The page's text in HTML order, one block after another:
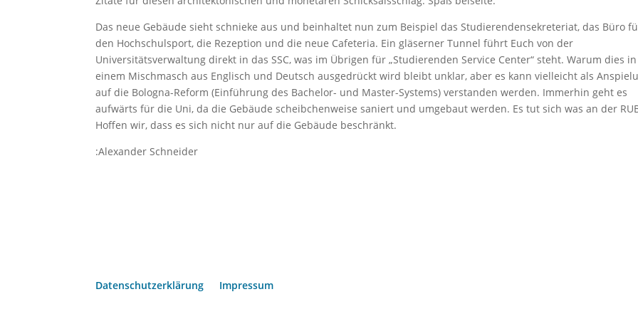
Das neue Gebäude sieht schnieke aus und beinhaltet nun zum Beispiel das Studierendensekreteriat, das Büro
den Hochschulsport, die Rezeption und die neue Cafeteria. Ein gläserner Tunnel führt Euch von der
Universitätsverwaltung direkt in das SSC, was im Übrigen für „Studierenden Service Center“ steht. Warum dies in
einem Mischmasch aus Englisch und Deutsch ausgedrückt wird bleibt unklar, aber es kann vielleicht als
auf die Bologna-Reform (Einführung des Bachelor- und Master-Systems) verstanden werden. Immerhin geht es
aufwärts für die Uni, da die Gebäude scheibchenweise saniert und umgebaut werden. Es tut sich was an der
Hoffen wir, dass es sich nicht nur auf die Gebäude beschränkt.
:Alexander Schneider
Datenschutzerklärung Impressum